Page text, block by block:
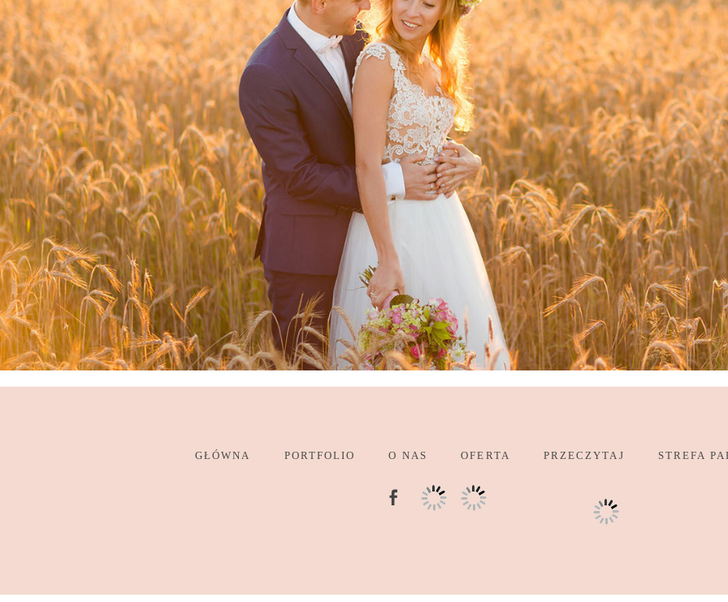
GŁÓWNA PORTFOLIO O NAS OFERTA PRZECZYTAJ STREFA